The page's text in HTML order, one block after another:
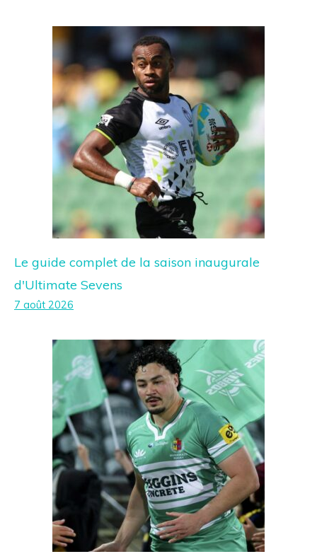
Le guide complet de la saison inaugurale
d'Ultimate Sevens
7 août 2026